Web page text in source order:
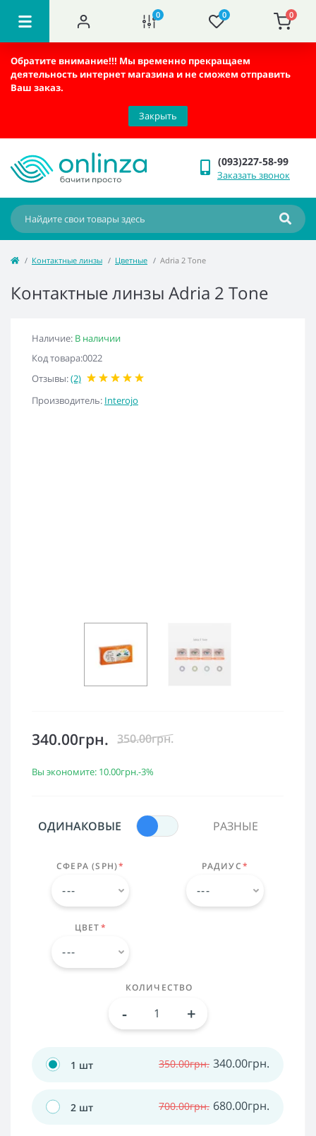
0 0 0
Обратите внимание!!! Мы временно прекращаем
деятельность интернет магазина и не сможем отправить
Ваш заказ.
Закрыть
(093)227-58-99
Заказать звонок
Контактные линзы Цветные Adria 2 Tone
Контактные линзы Adria 2 Tone
Наличие: В наличии
Код товара:0022
Отзывы:(2)
Производитель: Interojo
340.00грн. 350.00грн.
Вы экономите: 10.00грн.-3%
ОДИНАКОВЫЕ РАЗНЫЕ
СФЕРА (SPH)* РАДИУС*
ЦВЕТ*
КОЛИЧЕСТВО
- +
1 шт 350.00грн. 340.00грн.
2 шт 700.00грн. 680.00грн.